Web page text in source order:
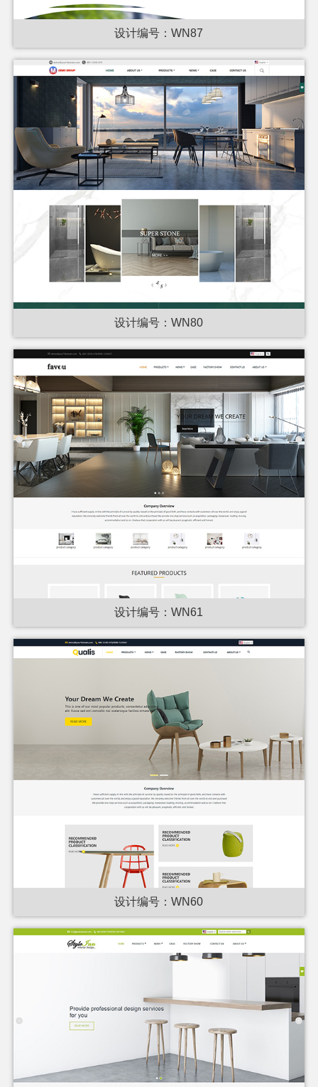
设计编号：WN87
设计编号：WN80
设计编号：WN61
设计编号：WN60